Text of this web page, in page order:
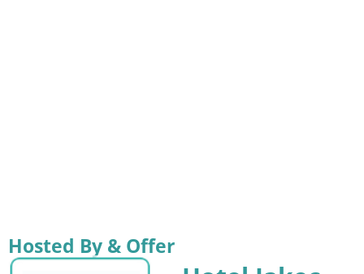
Hosted By & Offer